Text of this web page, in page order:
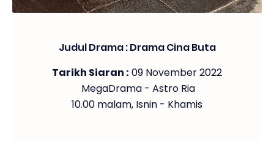
Judul Drama : Drama Cina Buta
Tarikh Siaran : 09 November 2022
MegaDrama - Astro Ria
10.00 malam, Isnin - Khamis